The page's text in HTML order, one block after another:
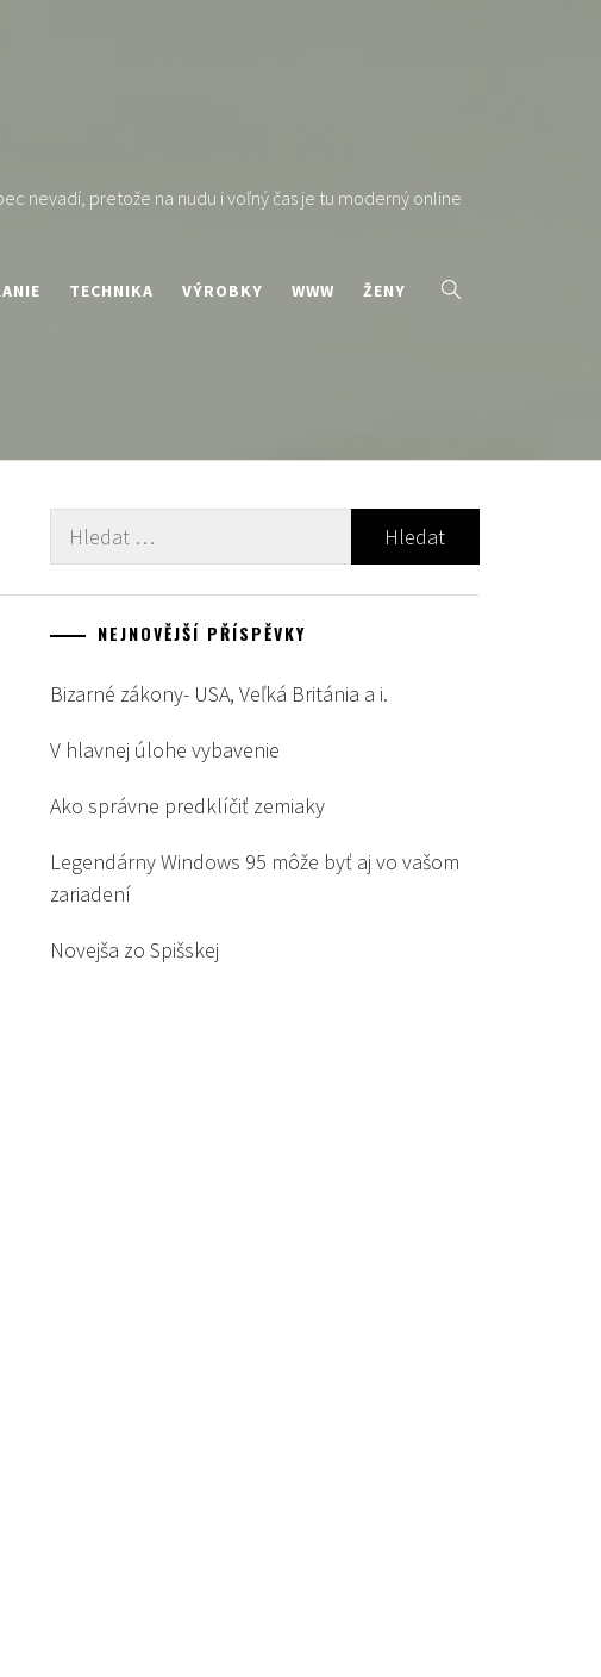
nevadí, pretože na nudu i voľný čas je tu moderný online
TECHNIKA VÝROBKY WWW ŽENY
Vyhledávání
NEJNOVĚJŠÍ PŘÍSPĚVKY
Bizarné zákony- USA, Veľká Británia a i.
V hlavnej úlohe vybavenie
Ako správne predklíčiť zemiaky
Legendárny Windows 95 môže byť aj vo vašom
zariadení
Novejša zo Spišskej